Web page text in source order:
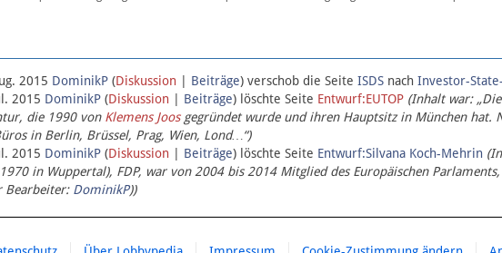
2015 DominikP (Diskussion | Beiträge) verschob die Seite ISDS nach Investor-
2015 DominikP (Diskussion | Beiträge) löschte Seite Entwurf:EUTOP (Inhalt war:
die 1990 von Klemens Joosgegründet wurde und ihren Hauptsitz in München hat.
in Berlin, Brüssel, Prag, Wien, Lond…“)
2015 DominikP (Diskussion | Beiträge) löschte Seite Entwurf:Silvana Koch-Mehrin
in Wuppertal), FDP, war von 2004 bis 2014 Mitglied des Europäischen
Bearbeiter: DominikP))